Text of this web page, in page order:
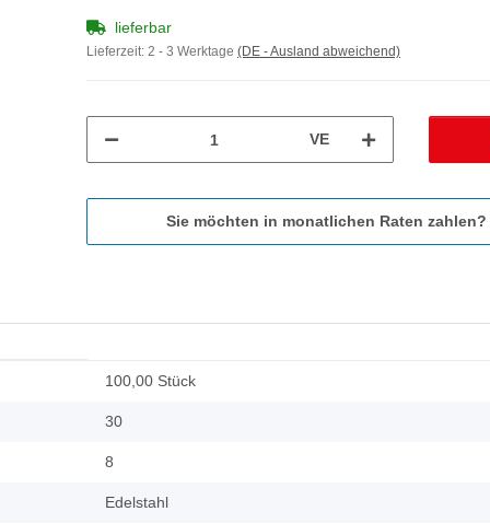
lieferbar
Lieferzeit: 2 - 3 Werktage (DE - Ausland abweichend)
VE
Sie möchten in monatlichen Raten zahlen?
100,00 Stück
30
8
Edelstahl